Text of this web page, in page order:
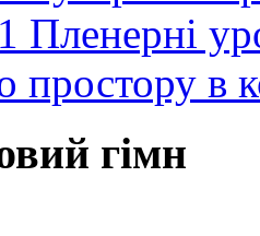
Пленерні
простору
гімн